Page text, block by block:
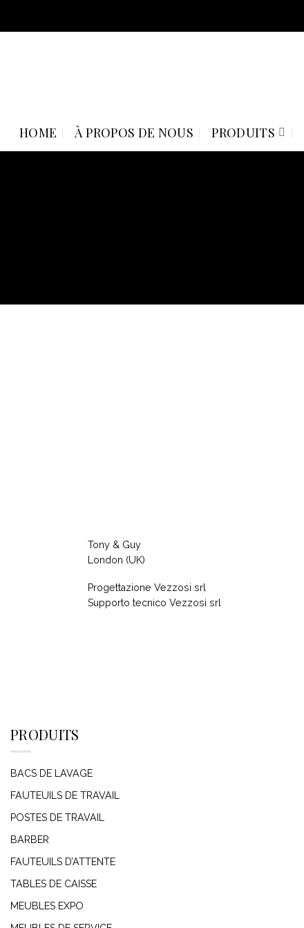
HOME À PROPOS DE NOUS PRODUITS
Tony & Guy
London (UK)
Progettazione Vezzosi srl
Supporto tecnico Vezzosi srl
PRODUITS
BACS DE LAVAGE
FAUTEUILS DE TRAVAIL
POSTES DE TRAVAIL
BARBER
FAUTEUILS D’ATTENTE
TABLES DE CAISSE
MEUBLES EXPO